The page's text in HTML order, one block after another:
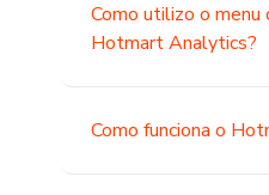
Como utilizo o menu
Hotmart Analytics?
Como funciona o